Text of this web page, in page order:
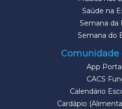
Saúde na
Semana da
Semana do
Comunidade
App
CACS
Calendário
Cardápio